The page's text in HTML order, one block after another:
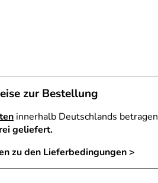
zur Bestellung
innerhalb Deutschlands
geliefert.
zu den Lieferbedingungen >